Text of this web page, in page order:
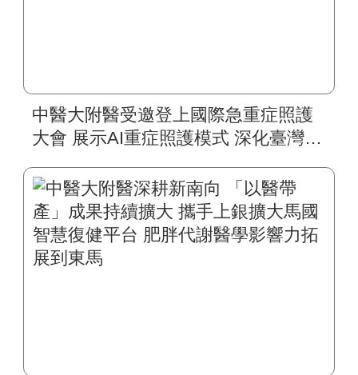
中醫大附醫受邀登上國際急重症照護
大會 展示AI重症照護模式 深化臺灣智